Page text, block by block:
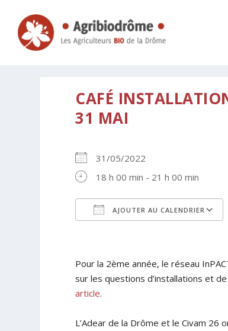
CAFÉ
31 MAI
31/05/2022
18 h 00 min - 21 h 00 min
AJOUTER AU CALENDRIER
Pour la 2ème année, le réseau
sur les questions d’installations et
article.
L’Adear de la Drôme et le Civam 26